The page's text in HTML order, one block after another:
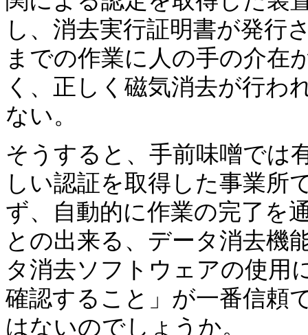
し、消去実行証明書が発行
までの作業に人の手の介在
く、正しく磁気消去が行わ
ない。
そうすると、手前味噌では
しい認証を取得した事業所
ず、自動的に作業の完了を
との出来る、データ消去機
タ消去ソフトウェアの使用
確認すること」が一番信頼
はないのでしょうか。